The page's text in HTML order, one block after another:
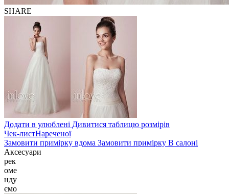
SHARE
Додати в улюблені Дивитися таблицю розмірів
Чек-листНареченої
Замовити примірку вдома Замовити примірку В салоні
Аксесуари
рек
оме
нду
ємо